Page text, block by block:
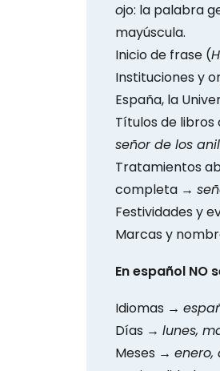
ojo: la palabra
mayúscula.
Inicio de frase (
Instituciones y
España, la
Títulos de
señor de los
Tratamientos
completa →
Festividades y
Marcas y
En español NO
Idiomas →
Días → lunes,
Meses → enero,